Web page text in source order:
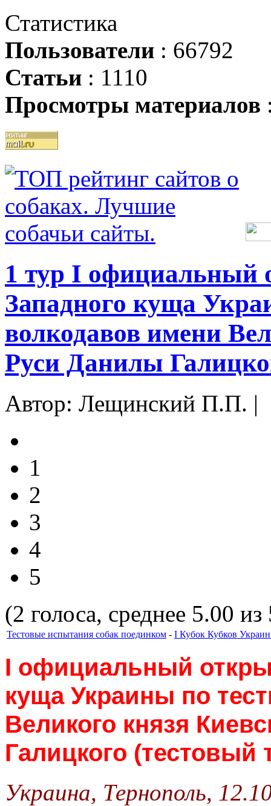
Статистика
Пользователи : 66792
Статьи : 1110
Просмотры материалов
1 тур I официальный
Западного куща
волкодавов имени
Руси Данилы
Автор: Лещинский П.П. |
1
2
3
4
5
(2 голоса, среднее 5.00 из
Тестовые испытания собак поединком - I Кубок Кубков
I официальный
куща Украины по
Великого князя
Галицкого
Украина, Тернополь,